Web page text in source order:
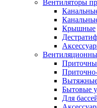
Вентиляторы
Крышные
Вытяжные
Бытовые
Для